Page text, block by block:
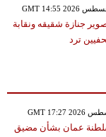
جنازة شقيقه ونقابة
ترد
عمان بشأن مضيق